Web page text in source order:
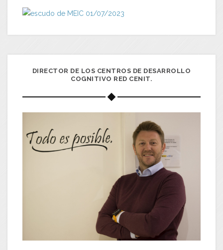
DIRECTOR DE LOS CENTROS DE DESARROLLO
COGNITIVO RED CENIT.